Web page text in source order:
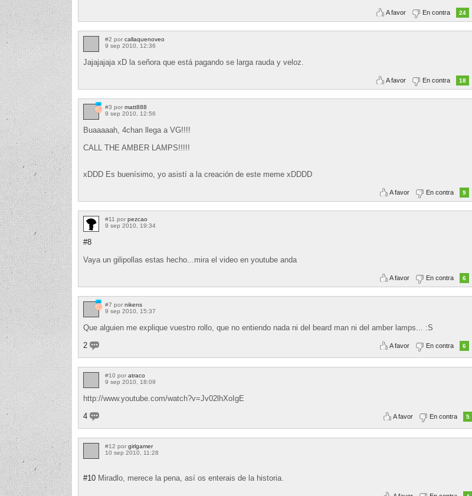
A favor En contra 24
#2 por callaquenoveo
9 sep 2010, 12:36
Jajajajaja xD la señora que está pagando se larga rauda y veloz.
A favor En contra 18
#3 por matt888
9 sep 2010, 12:56
Buaaaaah, 4chan llega a VG!!!!
CALL THE AMBER LAMPS!!!!!
xDDD Es buenísimo, yo asistí a la creación de este meme xDDDD
A favor En contra 9
#11 por pezcao
9 sep 2010, 19:34
#8
Vaya un gilipollas estas hecho...mira el video en youtube anda
A favor En contra 6
#7 por nikens
9 sep 2010, 15:37
Que alguien me explique vuestro rollo, que no entiendo nada ni del beard man ni del amber lamps... :S
2
A favor En contra 6
#10 por atraco
9 sep 2010, 18:09
http://www.youtube.com/watch?v=Jv02lhXoIgE
4
A favor En contra 5
#12 por girlgamer
10 sep 2010, 11:28
#10 Miradlo, merece la pena, así os enterais de la historia.